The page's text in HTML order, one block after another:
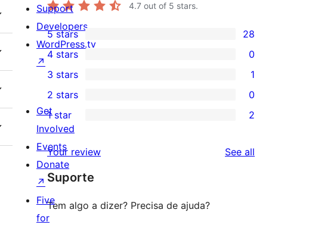
4.7 out of 5 stars.
28
5-
star
reviews
5 stars 28
4-
star
reviews
4 stars 0
1
3-
star
review
3 stars 1
2-
reviews
2 stars 0
star
reviews
1 star 2
Your review See all
Suporte
Tem algo a dizer? Precisa de ajuda?
Support
Developers
WordPress.tv
↗
Get
Involved
Events
Donate
↗
Five
for